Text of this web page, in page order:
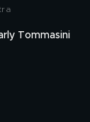
Tommasini